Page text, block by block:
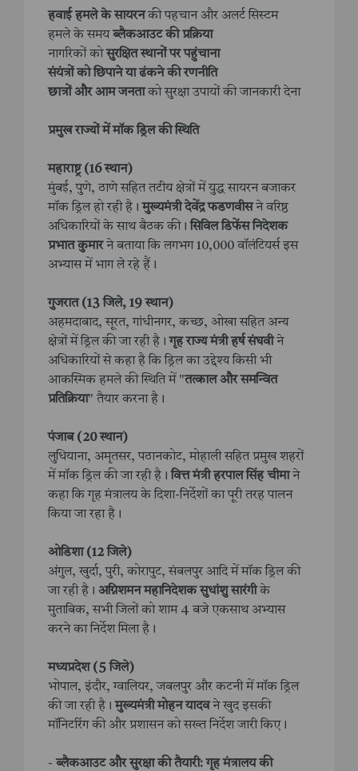
हवाई हमले के सायरनकी पहचान और अलर्ट सिस्टम
हमले के समयब्लैकआउट की प्रक्रिया
नागरिकों कोसुरक्षित स्थानों पर पहुंचाना
संयंत्रों को छिपाने या ढंकने की रणनीति
छात्रों और आम जनताको सुरक्षा उपायों की जानकारी देना
प्रमुख राज्यों में मॉक ड्रिल की स्थिति
महाराष्ट्र (16 स्थान)
मुंबई, पुणे, ठाणे सहित तटीय क्षेत्रों में युद्ध सायरन बजाकर
मॉक ड्रिल हो रही है।मुख्यमंत्री देवेंद्र फडणवीसने वरिष्ठ
अधिकारियों के साथ बैठक की।सिविल डिफेंस निदेशक
प्रभात कुमारने बताया कि लगभग 10,000 वॉलंटियर्स इस
अभ्यास में भाग ले रहे हैं।
गुजरात (13 जिले, 19 स्थान)
अहमदाबाद, सूरत, गांधीनगर, कच्छ, ओखा सहित अन्य
क्षेत्रों में ड्रिल की जा रही है।गृह राज्य मंत्री हर्ष संघवीने
अधिकारियों से कहा है कि ड्रिल का उद्देश्य किसी भी
आकस्मिक हमले की स्थिति में "तत्काल और समन्वित
प्रतिक्रिया" तैयार करना है।
पंजाब (20 स्थान)
लुधियाना, अमृतसर, पठानकोट, मोहाली सहित प्रमुख शहरों
में मॉक ड्रिल की जा रही है।वित्त मंत्री हरपाल सिंह चीमाने
कहा कि गृह मंत्रालय के दिशा-निर्देशों का पूरी तरह पालन
किया जा रहा है।
ओडिशा (12 जिले)
अंगुल, खुर्दा, पुरी, कोरापुट, संबलपुर आदि में मॉक ड्रिल की
जा रही है। अग्निशमन महानिदेशक सुधांशु सारंगीके
मुताबिक, सभी जिलों को शाम 4 बजे एकसाथ अभ्यास
करने का निर्देश मिला है।
मध्यप्रदेश (5 जिले)
भोपाल, इंदौर, ग्वालियर, जबलपुर और कटनी में मॉक ड्रिल
की जा रही है।मुख्यमंत्री मोहन यादवने खुद इसकी
मॉनिटरिंग की और प्रशासन को सख्त निर्देश जारी किए।
- ब्लैकआउट और सुरक्षा की तैयारी: गृह मंत्रालय की